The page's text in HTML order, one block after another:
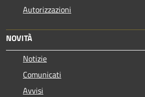
Autorizzazioni
NOVITÀ
Notizie
Comunicati
Avvisi